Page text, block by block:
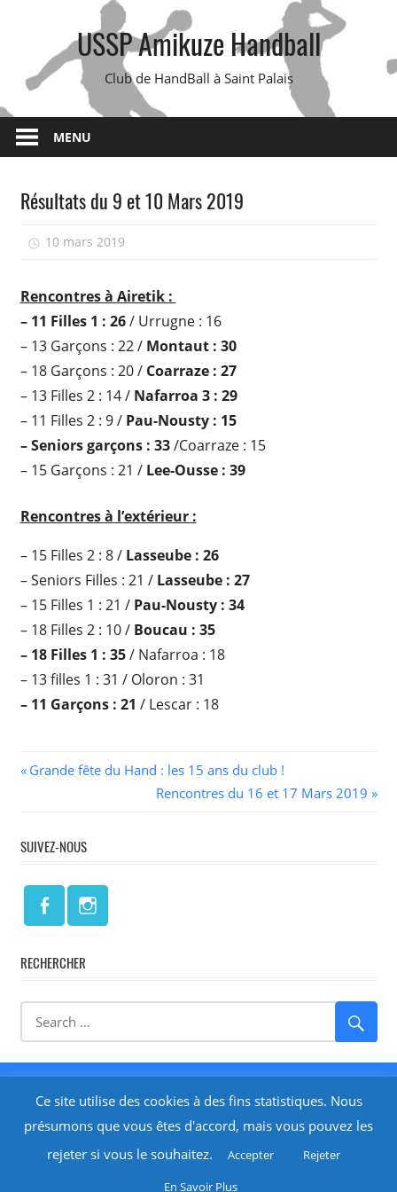
USSP Amikuze Handball
Club de HandBall à Saint Palais
MENU
Résultats du 9 et 10 Mars 2019
10 mars 2019
Rencontres à Airetik :
– 11 Filles 1 : 26/ Urrugne : 16
– 13 Garçons : 22 / Montaut : 30
– 18 Garçons : 20 / Coarraze : 27
– 13 Filles 2 : 14 / Nafarroa 3 : 29
– 11 Filles 2 : 9 /Pau-Nousty : 15
– Seniors garçons : 33/Coarraze : 15
– 15 Garçons : 21 / Lee-Ousse : 39
Rencontres à l’extérieur :
– 15 Filles 2 : 8 /Lasseube : 26
– Seniors Filles : 21 / Lasseube : 27
– 15 Filles 1 : 21 / Pau-Nousty : 34
– 18 Filles 2 : 10 / Boucau : 35
– 18 Filles 1 : 35/ Nafarroa : 18
– 13 filles 1 : 31 / Oloron : 31
– 11 Garçons : 21 / Lescar : 18
Navigation
l’article
Previous
Grande fête du Hand : les 15 ans du club !
Next
Rencontres du 16 et 17 Mars 2019
SUIVEZ-NOUS
RECHERCHER
Légales
Ce site utilise des cookies à des fins statistiques. Nous
présumons que vous êtes d'accord, mais vous pouvez les
rejeter si vous le souhaitez.
Accepter
Rejeter
En Savoir Plus